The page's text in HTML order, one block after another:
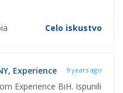
Celo iskustvo
Experience 9 years ago
Experience BiH. Ispunili